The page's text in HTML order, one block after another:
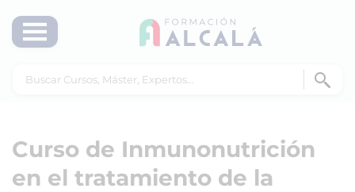
Curso de Inmunonutrición
en el tratamiento de la